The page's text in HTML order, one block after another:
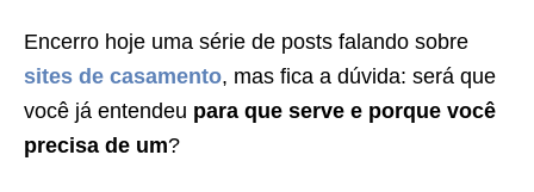
Encerro hoje uma série de posts falando sobre
sites de casamento, mas fica a dúvida: será que
você já entendeu para que serve e porque você
precisa de um?